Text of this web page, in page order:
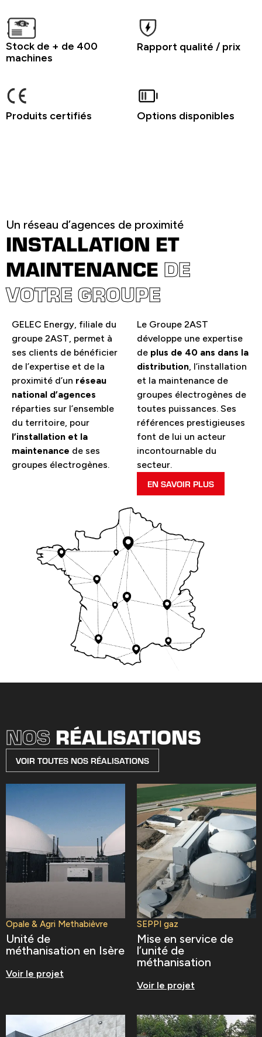
Stock de + de 400
machines
Rapport qualité / prix
Produits certifiés Options disponibles
Un réseau d’agences de proximité
INSTALLATION ET
MAINTENANCE DE
VOTRE GROUPE
GELEC Energy, filiale du
groupe 2AST, permet à
ses clients de bénéficier
de l’expertise et de la
proximité d’un réseau
national d’agences
réparties sur l’ensemble
du territoire, pour
l’installation et la
maintenance de ses
groupes électrogènes.
Le Groupe 2AST
développe une expertise
de plus de 40 ans dans la
distribution, l’installation
et la maintenance de
groupes électrogènes de
toutes puissances. Ses
références prestigieuses
font de lui un acteur
incontournable du
secteur.
EN SAVOIR PLUS
NOS RÉALISATIONS
VOIR TOUTES NOS RÉALISATIONS
Opale & Agri Methabièvre
Unité de
méthanisation en Isère
Voir le projet
SEPPI gaz
Mise en service de
l’unité de
méthanisation
Voir le projet